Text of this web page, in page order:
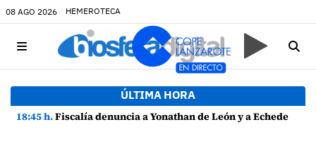
08 AGO 2026 HEMEROTECA
ÚLTIMA HORA
18:45 h.Fiscalía denuncia a Yonathan de León y a Echedey Eugenio por presuntas anomalías en contratos festivos